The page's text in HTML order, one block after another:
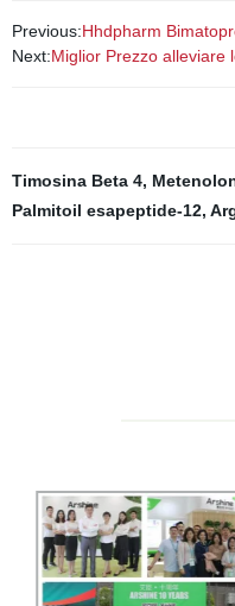
Previous:Hhdpharm
Next:Miglior Prezzo alleviare
Timosina Beta 4,
Palmitoil esapeptide-12,